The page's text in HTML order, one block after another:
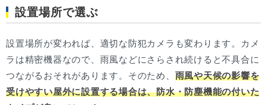
設置場所で選ぶ
設置場所が変われば、適切な防犯カメラも変わります。カメ
ラは精密機器なので、雨風などにさらされ続けると不具合に
つながるおそれがあります。そのため、 雨風や天候の影響を
受けやすい屋外に設置する場合は、防水・防塵機能の付いた